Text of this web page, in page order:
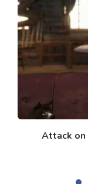
Attack on